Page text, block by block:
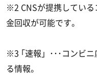
※2 CNSが提携してい
金回収が可能です。
※3 ｢速報」･･･コンビ
る情報。